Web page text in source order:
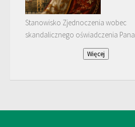
Stanowisko Zjednoczenia wobec
skandalicznego oświadczenia Pana
Januarego Bątkiewicza
Więcej